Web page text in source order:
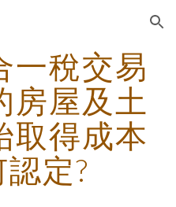
Skip to navigation
一稅交易
房屋及土
取得成本
定?